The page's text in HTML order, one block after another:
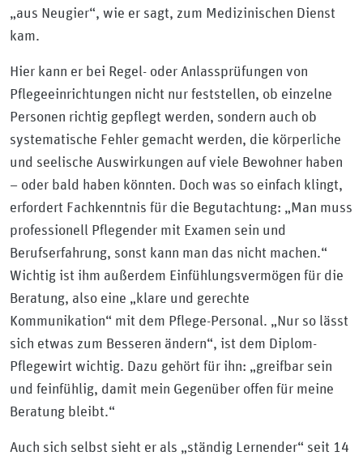
„aus Neugier“, wie er sagt, zum Medizinischen Dienst
kam.
Hier kann er bei Regel- oder Anlassprüfungen von
Pflegeeinrichtungen nicht nur feststellen, ob einzelne
Personen richtig gepflegt werden, sondern auch ob
systematische Fehler gemacht werden, die körperliche
und seelische Auswirkungen auf viele Bewohner haben
– oder bald haben könnten. Doch was so einfach klingt,
erfordert Fachkenntnis für die Begutachtung: „Man muss
professionell Pflegender mit Examen sein und
Berufserfahrung, sonst kann man das nicht machen.“
Wichtig ist ihm außerdem Einfühlungsvermögen für die
Beratung, also eine „klare und gerechte
Kommunikation“ mit dem Pflege-Personal. „Nur so lässt
sich etwas zum Besseren ändern“, ist dem Diplom-
Pflegewirt wichtig. Dazu gehört für ihn: „greifbar sein
und feinfühlig, damit mein Gegenüber offen für meine
Beratung bleibt.“
Auch sich selbst sieht er als „ständig Lernender“ seit 14